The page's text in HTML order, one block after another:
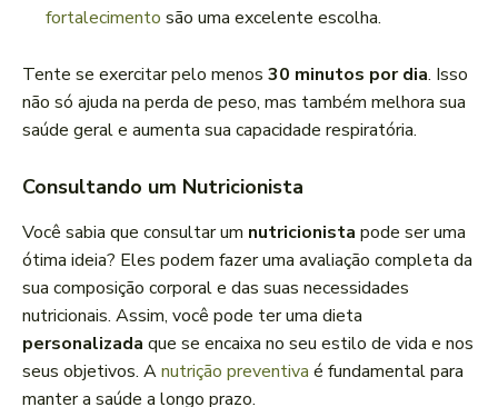
fortalecimento são uma excelente escolha.
Tente se exercitar pelo menos 30 minutos por dia. Isso
não só ajuda na perda de peso, mas também melhora sua
saúde geral e aumenta sua capacidade respiratória.
Consultando um Nutricionista
Você sabia que consultar um nutricionista pode ser uma
ótima ideia? Eles podem fazer uma avaliação completa da
sua composição corporal e das suas necessidades
nutricionais. Assim, você pode ter uma dieta
personalizada que se encaixa no seu estilo de vida e nos
seus objetivos. Anutrição preventiva é fundamental para
manter a saúde a longo prazo.